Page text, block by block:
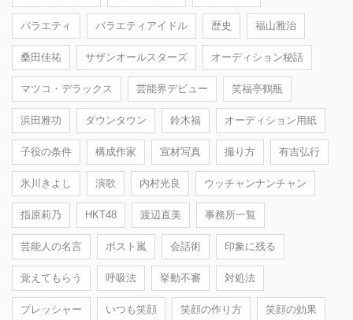
バラエティ バラエティアイドル 歴史 福山雅治
桑田佳祐 サザンオールスターズ オーディション秘話
マツコ・デラックス 芸能界デビュー 笑福亭鶴瓶
浜田雅功 ダウンタウン 鈴木福 オーディション用紙
子役の条件 構成作家 宣材写真 撮り方 有吉弘行
氷川きよし 演歌 内村光良 ウッチャンナンチャン
指原莉乃 HKT48 渡辺直美 事務所一覧
芸能人の名言 ポスト嵐 会話術 印象に残る
覚えてもらう 呼吸法 挙動不審 対処法
プレッシャー いつも笑顔 笑顔の作り方 笑顔の効果